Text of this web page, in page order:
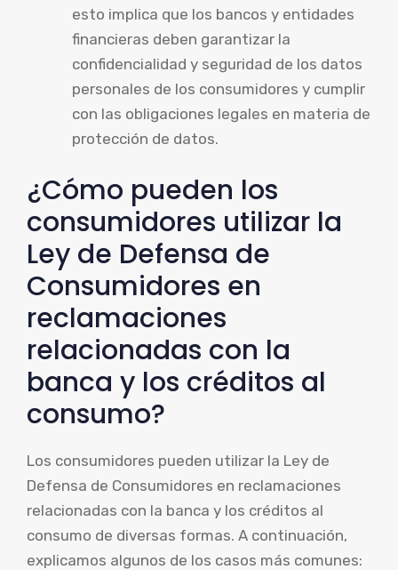
esto implica que los bancos y entidades
financieras deben garantizar la
confidencialidad y seguridad de los datos
personales de los consumidores y cumplir
con las obligaciones legales en materia de
protección de datos.
¿Cómo pueden los
consumidores utilizar la
Ley de Defensa de
Consumidores en
reclamaciones
relacionadas con la
banca y los créditos al
consumo?
Los consumidores pueden utilizar la Ley de
Defensa de Consumidores en reclamaciones
relacionadas con la banca y los créditos al
consumo de diversas formas. A continuación,
explicamos algunos de los casos más comunes: